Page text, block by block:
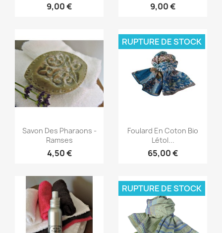
9,00 € 9,00 €
Aperçu rapide
Savon Des Pharaons -
Ramses
4,50 €
Aperçu rapide
Foulard En Coton Bio
Létol...
65,00 €
RUPTURE DE STOCK
RUPTURE DE STOCK